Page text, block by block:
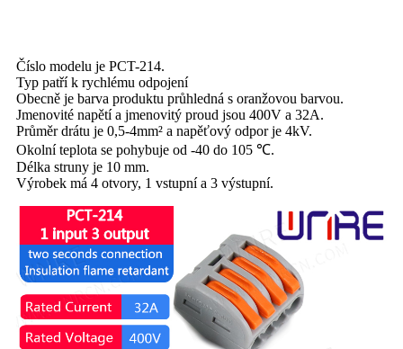
Číslo modelu je PCT-214.
Typ patří k rychlému odpojení
Obecně je barva produktu průhledná s oranžovou barvou.
Jmenovité napětí a jmenovitý proud jsou 400V a 32A.
Průměr drátu je 0,5-4mm² a napěťový odpor je 4kV.
Okolní teplota se pohybuje od -40 do 105 ℃.
Délka struny je 10 mm.
Výrobek má 4 otvory, 1 vstupní a 3 výstupní.